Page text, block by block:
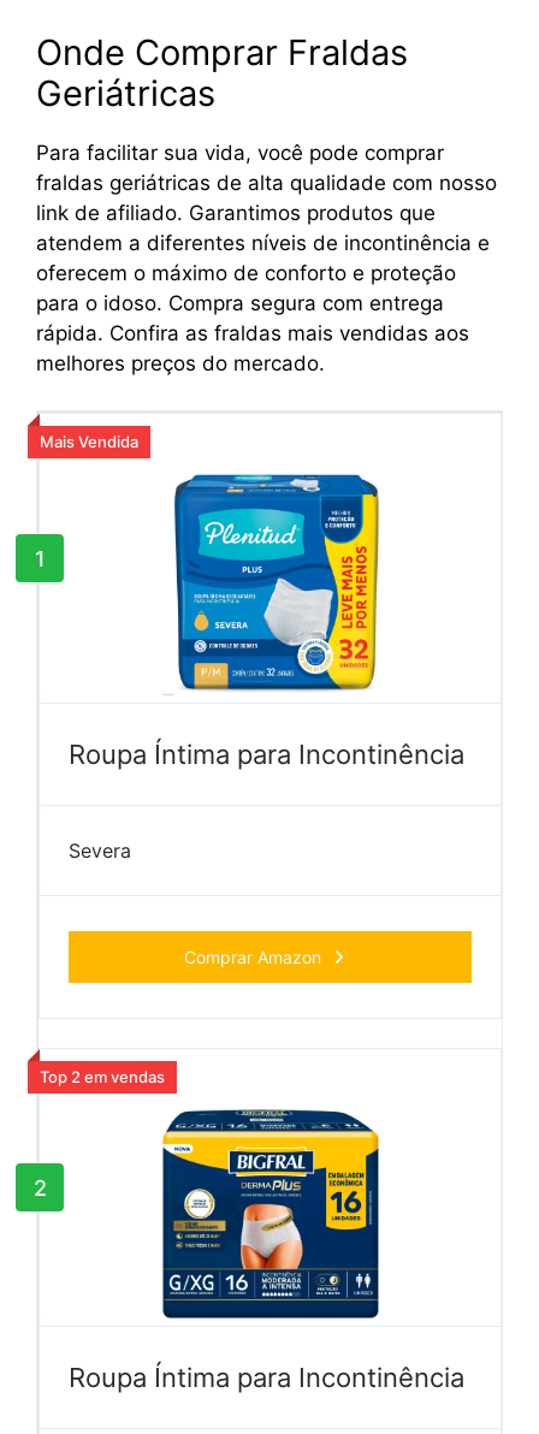
Onde Comprar Fraldas
Geriátricas
Para facilitar sua vida, você pode comprar
fraldas geriátricas de alta qualidade com nosso
link de afiliado. Garantimos produtos que
atendem a diferentes níveis de incontinência e
oferecem o máximo de conforto e proteção
para o idoso. Compra segura com entrega
rápida. Confira as fraldas mais vendidas aos
melhores preços do mercado.
Mais Vendida
1
Roupa Íntima para Incontinência
Severa
Comprar Amazon
Top 2 em vendas
2
Roupa Íntima para Incontinência